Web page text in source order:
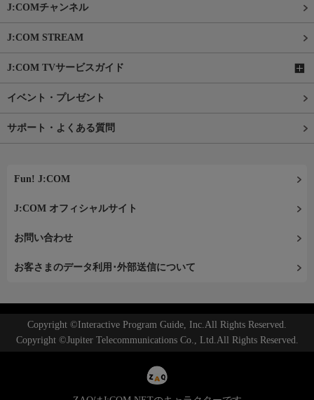
J:COMチャンネル
J:COM STREAM
J:COM TVサービスガイド
イベント・プレゼント
サポート・よくある質問
Fun! J:COM
J:COM オフィシャルサイト
お問い合わせ
お客さまのデータ利用･外部送信について
Copyright ©Interactive Program Guide, Inc.All Rights Reserved.
Copyright ©Jupiter Telecommunications Co., Ltd.All Rights Reserved.